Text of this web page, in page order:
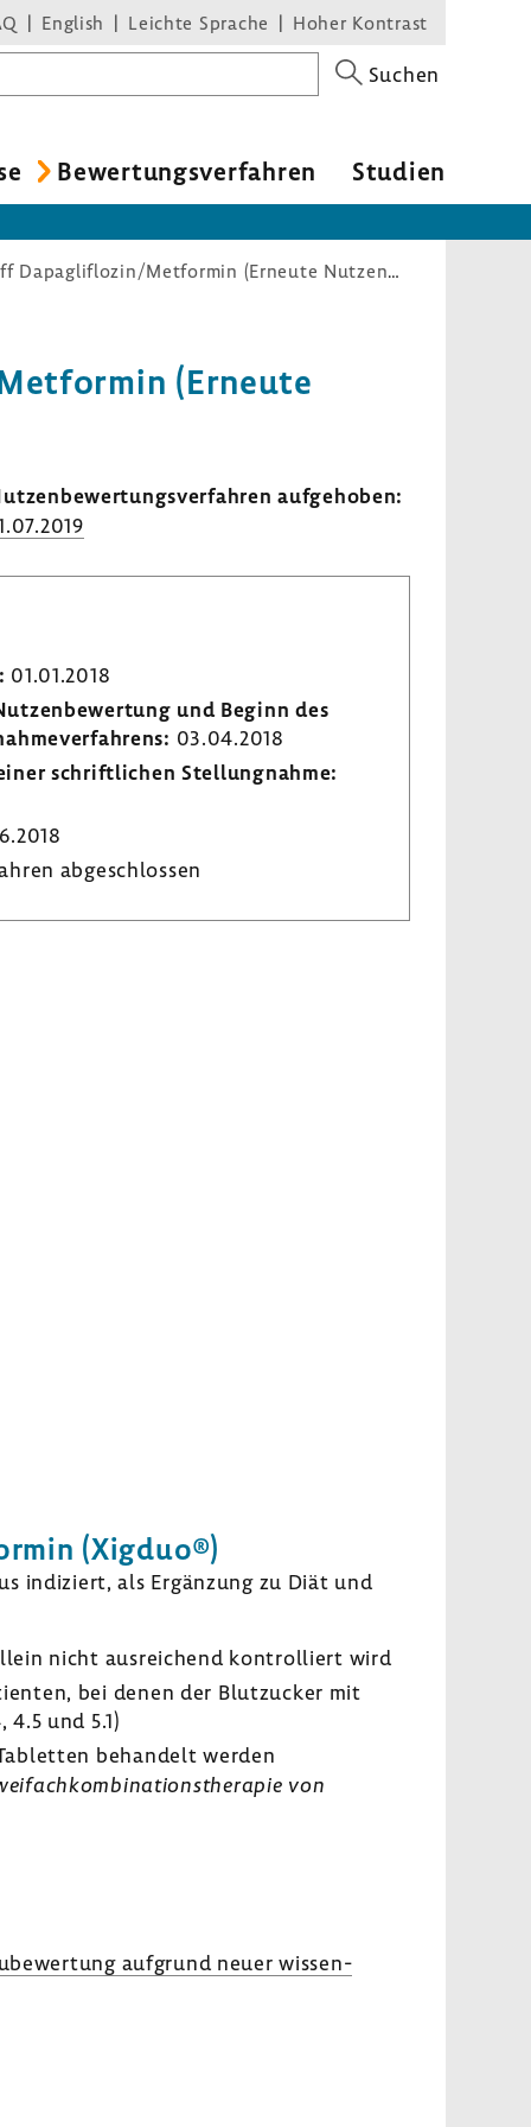
English Leichte Sprache Hoher Kontrast
Suchen
Bewer­tungs­ver­fahren Studien
Nutzenbewertungsverfahren zum Wirkstoff Dapagliflozin/Metformin (Erneute Nutzenbewertung § 14: Diabetes mellitus Typ 2)
(Erneute
aufge­hoben:
01.01.2018
und Beginn des
03.04.2018
schrift­li­chen Stel­lung­nahme:
abge­schlossen
(Xigduo®)
indi­ziert, als Ergän­zung zu Diät und
nicht ausrei­chend kontrol­liert wird
bei denen der Blut­zu­cker mit
und 5.1)
behan­delt werden
von
aufgrund neuer wissen­